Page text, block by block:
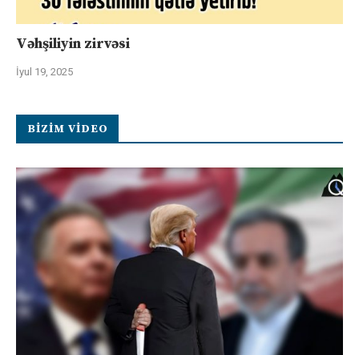
Vəhşiliyin zirvəsi
İyul 19, 2025
BIZIM VIDEO